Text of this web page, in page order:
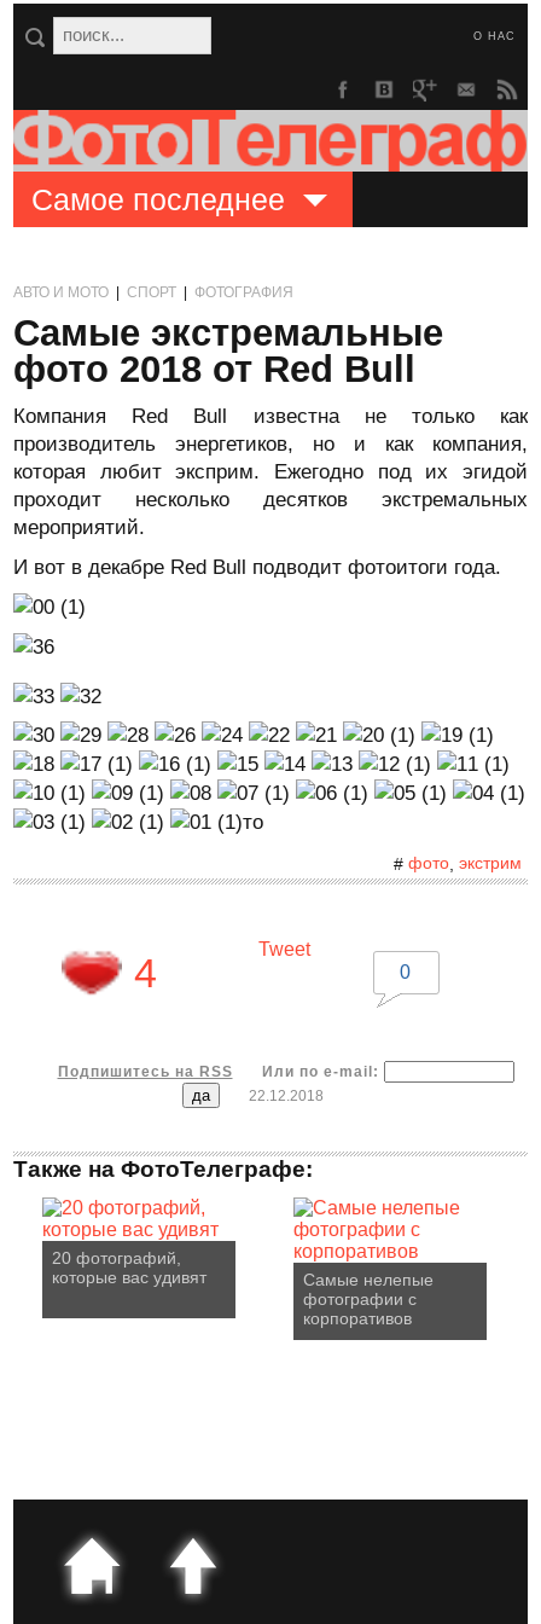
О НАС
Самое последнее
АВТО И МОТО |СПОРТ |ФОТОГРАФИЯ
Самые экстремальные
фото 2018 от Red Bull
Компания Red Bull известна не только как
производитель энергетиков, но и как компания,
которая любит эксприм. Ежегодно под их эгидой
проходит несколько десятков экстремальных
мероприятий.
И вот в декабре Red Bull подводит фотоитоги года.
то
# фото, экстрим
4
Tweet
0
Подпишитесь на RSS
Или по e-mail:
22.12.2018
Также на ФотоТелеграфе:
20 фотографий,
которые вас удивят
Самые нелепые
фотографии с
корпоративов